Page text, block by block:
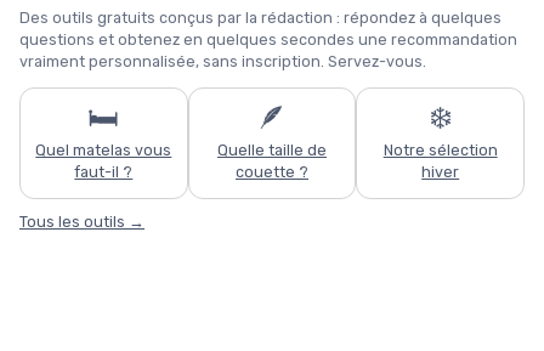
Des outils gratuits conçus par la rédaction : répondez à quelques
questions et obtenez en quelques secondes une recommandation
vraiment personnalisée, sans inscription. Servez-vous.
🛏️
Quel matelas vous
faut-il ?
🪶
Quelle taille de
couette ?
❄️
Notre sélection
hiver
Tous les outils →